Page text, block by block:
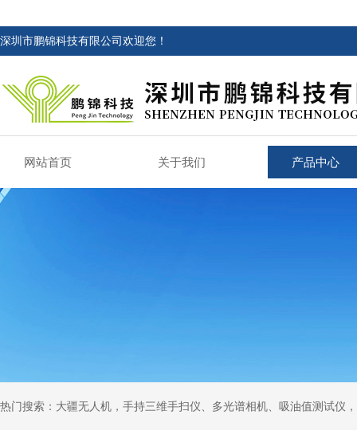
深圳市鹏锦科技有限公司欢迎您！
网站首页 关于我们 产品中心
热门搜索：大疆无人机，手持三维手扫仪、多光谱相机、吸油值测试仪